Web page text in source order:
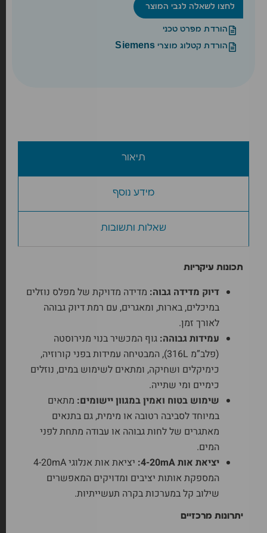
לחצו לשאלה לגבי המוצר
הורדת מפרט טכני
הורדת קטלוג מוצרי Siemens
תיאור
מידע נוסף
שאלות ותשובות
תכונות עיקריות
דיוק מדידה גבוה: מדידה מדויקת של מפלס נוזלים
במיכלים, בארות, ומאגרים, עם רמת דיוק גבוהה
לאורך זמן.
עמידות גבוהה: גוף המכשיר בנוי מנירוסטה
(פלב”מ 316L), המבטיחה עמידות בפני קורוזיה,
כימיקלים ושחיקה, ומתאים לשימוש במים, נוזלים
כימיים ומי שתייה.
שימוש בטוח ואמין במגוון יישומים: מתאים
במיוחד לסביבה רטובה או מימית, גם בתנאים
מאתגרים של לחות גבוהה או עבודה מתחת לפני
המים.
יציאת אות 4-20mA:
יציאת אות אנלוגי 4-20mA
המספקת אותות יציבים ומדויקים המאפשרים
שילוב קל במערכות בקרה תעשייתיות.
יתרונות מרכזיים